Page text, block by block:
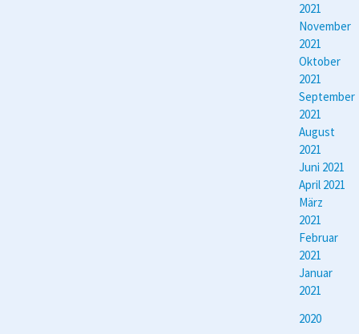
2021
November
2021
Oktober
2021
September
2021
August
2021
Juni 2021
April 2021
März
2021
Februar
2021
Januar
2021
2020